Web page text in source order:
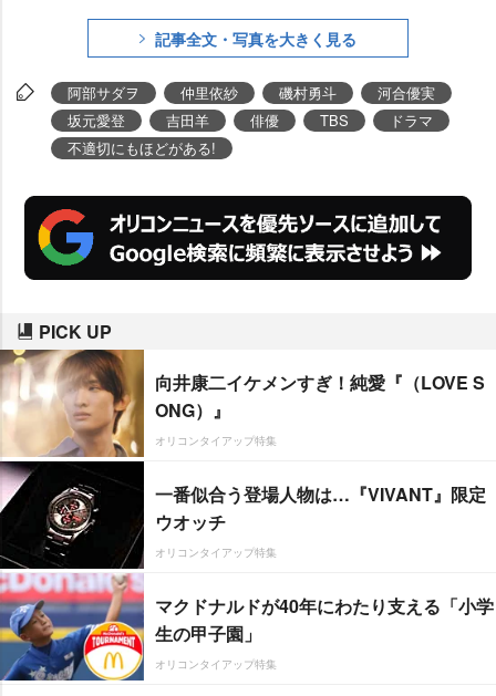
記事全文・写真を大きく見る
阿部サダヲ 仲里依紗 磯村勇斗
河合優実
坂元愛登
吉田羊 俳優 TBS
ドラマ
不適切にもほどがある!
PICK UP
向井康二イケメンすぎ！純愛『（LOVE S
ONG）』
オリコンタイアップ特集
一番似合う登場人物は…『VIVANT』限定
ウオッチ
オリコンタイアップ特集
マクドナルドが40年にわたり支える「小学
生の甲子園」
オリコンタイアップ特集